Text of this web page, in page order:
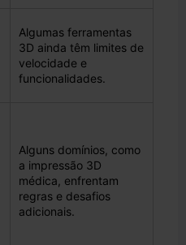
Algumas ferramentas
3D ainda têm limites de
velocidade e
funcionalidades.
Alguns domínios, como
a impressão 3D
médica, enfrentam
regras e desafios
adicionais.